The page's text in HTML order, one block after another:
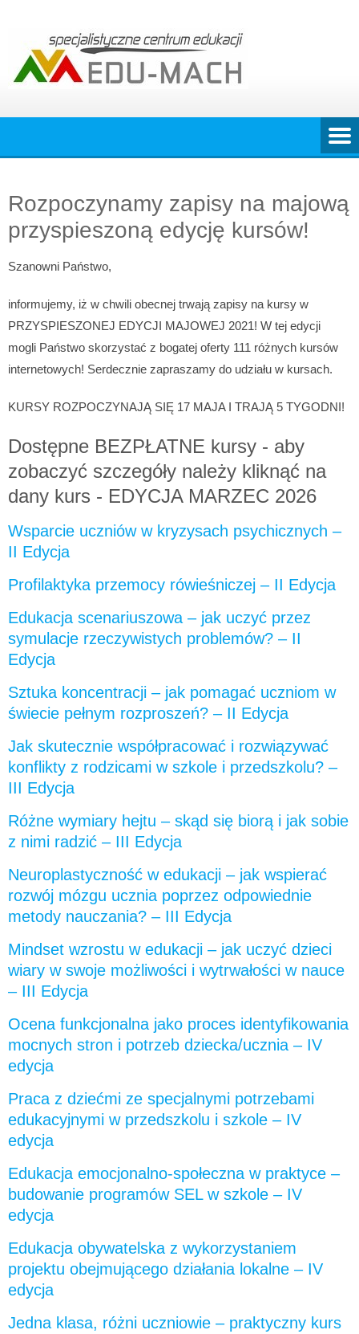
content
Rozpoczynamy zapisy na majową
przyspieszoną edycję kursów!
Szanowni Państwo,
informujemy, iż w chwili obecnej trwają zapisy na kursy w
PRZYSPIESZONEJ EDYCJI MAJOWEJ 2021! W tej edycji
mogli Państwo skorzystać z bogatej oferty 111 różnych kursów
internetowych! Serdecznie zapraszamy do udziału w kursach.
KURSY ROZPOCZYNAJĄ SIĘ 17 MAJA I TRAJĄ 5 TYGODNI!
Dostępne BEZPŁATNE kursy - aby
zobaczyć szczegóły należy kliknąć na
dany kurs - EDYCJA MARZEC 2026
Wsparcie uczniów w kryzysach psychicznych –
II Edycja
Profilaktyka przemocy rówieśniczej – II Edycja
Edukacja scenariuszowa – jak uczyć przez
symulacje rzeczywistych problemów? – II
Edycja
Sztuka koncentracji – jak pomagać uczniom w
świecie pełnym rozproszeń? – II Edycja
Jak skutecznie współpracować i rozwiązywać
konflikty z rodzicami w szkole i przedszkolu? –
III Edycja
Różne wymiary hejtu – skąd się biorą i jak sobie
z nimi radzić – III Edycja
Neuroplastyczność w edukacji – jak wspierać
rozwój mózgu ucznia poprzez odpowiednie
metody nauczania? – III Edycja
Mindset wzrostu w edukacji – jak uczyć dzieci
wiary w swoje możliwości i wytrwałości w nauce
– III Edycja
Ocena funkcjonalna jako proces identyfikowania
mocnych stron i potrzeb dziecka/ucznia – IV
edycja
Praca z dziećmi ze specjalnymi potrzebami
edukacyjnymi w przedszkolu i szkole – IV
edycja
Edukacja emocjonalno-społeczna w praktyce –
budowanie programów SEL w szkole – IV
edycja
Edukacja obywatelska z wykorzystaniem
projektu obejmującego działania lokalne – IV
edycja
Jedna klasa, różni uczniowie – praktyczny kurs